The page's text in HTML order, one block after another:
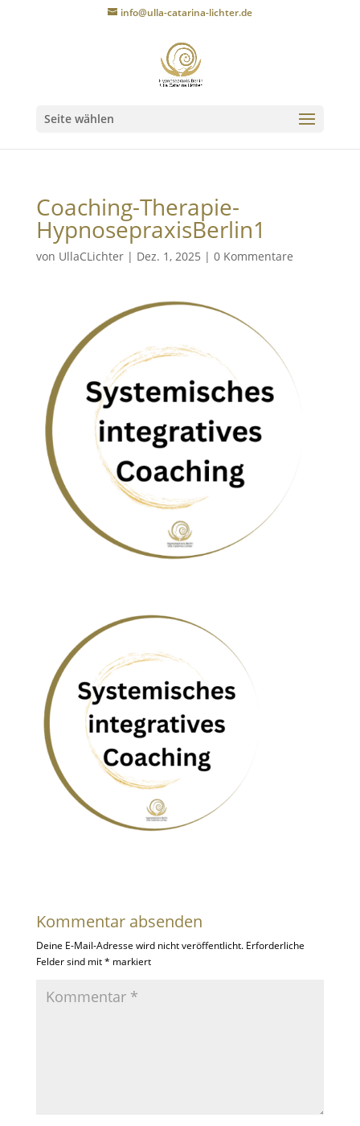
info@ulla-catarina-lichter.de
Seite wählen
Coaching-Therapie-
HypnosepraxisBerlin1
von UllaCLichter| Dez. 1, 2025 | 0 Kommentare
Kommentar absenden
Deine E-Mail-Adresse wird nicht veröffentlicht. Erforderliche
Felder sind mit* markiert